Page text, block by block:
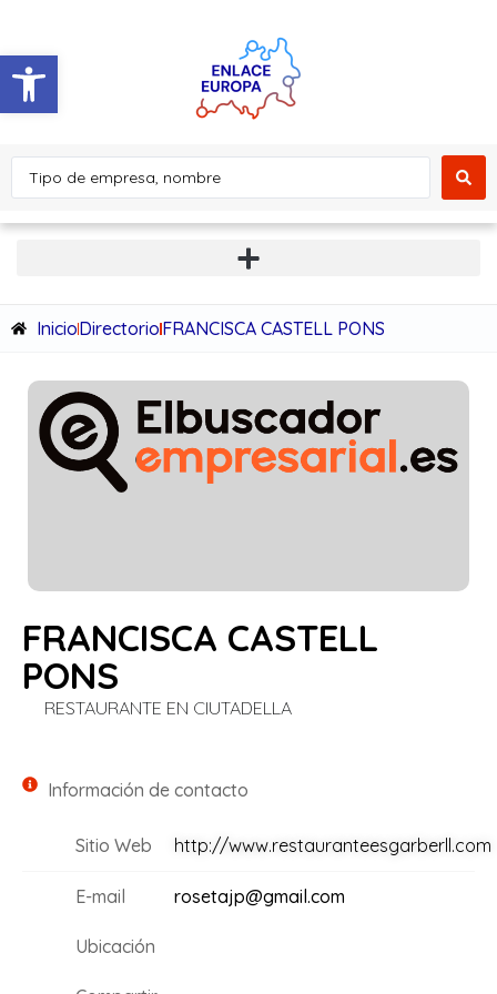
Abrir barra de herramientas
InicioDirectorioFRANCISCA CASTELL PONS
FRANCISCA CASTELL
PONS
RESTAURANTE EN CIUTADELLA
Información de contacto
Sitio Web http://www.restauranteesgarberll.com
E-mail rosetajp@gmail.com
Ubicación